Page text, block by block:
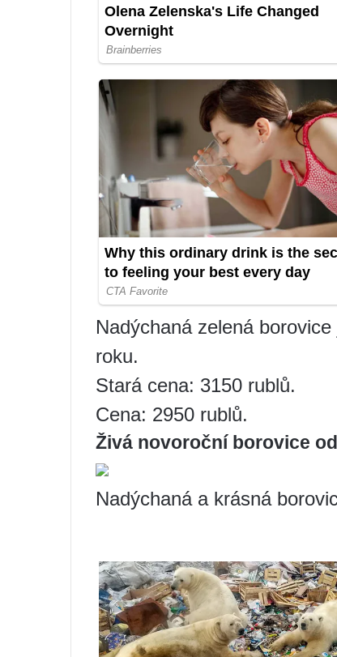
Nadýchaná zelená
roku.
Stará cena: 3150 rublů.
Cena: 2950 rublů.
Živá novoroční borovice
Nadýchaná a krásná